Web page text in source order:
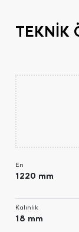
TEKNİK
En
1220 mm
Kalınlık
18 mm